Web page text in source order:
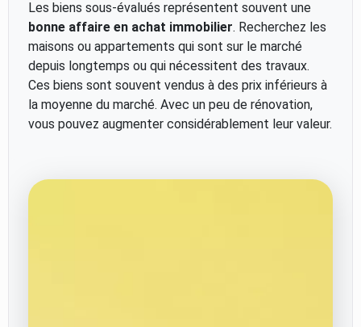
Les biens sous-évalués représentent souvent une
bonne affaire en achat immobilier. Recherchez les
maisons ou appartements qui sont sur le marché
depuis longtemps ou qui nécessitent des travaux.
Ces biens sont souvent vendus à des prix inférieurs à
la moyenne du marché. Avec un peu de rénovation,
vous pouvez augmenter considérablement leur valeur.